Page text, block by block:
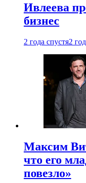
Ивлеева
бизнес
2 года спустя2
Максим
что его
повезло»